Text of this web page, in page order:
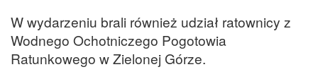
W wydarzeniu brali również udział ratownicy z
Wodnego Ochotniczego Pogotowia
Ratunkowego w Zielonej Górze.